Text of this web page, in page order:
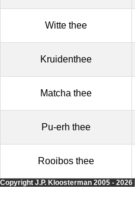
Witte thee
Kruidenthee
Matcha thee
Pu-erh thee
Rooibos thee
Copyright J.P. Kloosterman 2005 - 2026